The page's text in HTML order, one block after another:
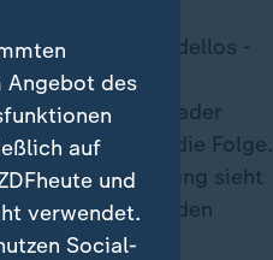
tadellos -
Mixed, im 15-
Drei Nachlader
Strafrunde war die Folge.
Bitterling sieht
irgendwas in den
war Preuß so
Angebot des
auf
und
verwendet.
Social-